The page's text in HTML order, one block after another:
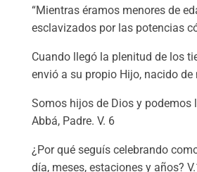
“Mientras éramos menores de
esclavizados por las potencias
Cuando llegó la plenitud de los
envió a su propio Hijo, nacido de
Somos hijos de Dios y podemos
Abbá, Padre. V. 6
¿Por qué seguís celebrando
día, meses, estaciones y años?